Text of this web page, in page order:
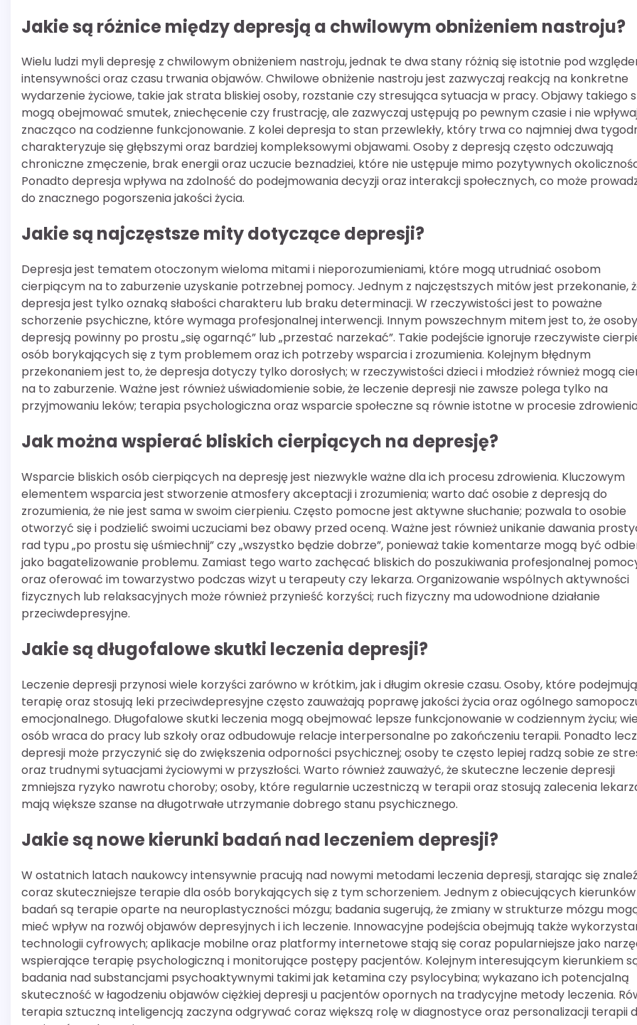
Jakie są różnice między depresją a chwilowym obniżeniem nastroju?
Wielu ludzi myli depresję z chwilowym obniżeniem nastroju, jednak te dwa stany różnią się istotnie pod
intensywności oraz czasu trwania objawów. Chwilowe obniżenie nastroju jest zazwyczaj reakcją na konkretne
wydarzenie życiowe, takie jak strata bliskiej osoby, rozstanie czy stresująca sytuacja w pracy. Objawy takiego
mogą obejmować smutek, zniechęcenie czy frustrację, ale zazwyczaj ustępują po pewnym czasie i nie
znacząco na codzienne funkcjonowanie. Z kolei depresja to stan przewlekły, który trwa co najmniej dwa
charakteryzuje się głębszymi oraz bardziej kompleksowymi objawami. Osoby z depresją często odczuwają
chroniczne zmęczenie, brak energii oraz uczucie beznadziei, które nie ustępuje mimo pozytywnych
Ponadto depresja wpływa na zdolność do podejmowania decyzji oraz interakcji społecznych, co może
do znacznego pogorszenia jakości życia.
Jakie są najczęstsze mity dotyczące depresji?
Depresja jest tematem otoczonym wieloma mitami i nieporozumieniami, które mogą utrudniać osobom
cierpiącym na to zaburzenie uzyskanie potrzebnej pomocy. Jednym z najczęstszych mitów jest przekonanie,
depresja jest tylko oznaką słabości charakteru lub braku determinacji. W rzeczywistości jest to poważne
schorzenie psychiczne, które wymaga profesjonalnej interwencji. Innym powszechnym mitem jest to, że
depresją powinny po prostu „się ogarnąć” lub „przestać narzekać”. Takie podejście ignoruje rzeczywiste
osób borykających się z tym problemem oraz ich potrzeby wsparcia i zrozumienia. Kolejnym błędnym
przekonaniem jest to, że depresja dotyczy tylko dorosłych; w rzeczywistości dzieci i młodzież również mogą
na to zaburzenie. Ważne jest również uświadomienie sobie, że leczenie depresji nie zawsze polega tylko na
przyjmowaniu leków; terapia psychologiczna oraz wsparcie społeczne są równie istotne w procesie
Jak można wspierać bliskich cierpiących na depresję?
Wsparcie bliskich osób cierpiących na depresję jest niezwykle ważne dla ich procesu zdrowienia. Kluczowym
elementem wsparcia jest stworzenie atmosfery akceptacji i zrozumienia; warto dać osobie z depresją do
zrozumienia, że nie jest sama w swoim cierpieniu. Często pomocne jest aktywne słuchanie; pozwala to osobie
otworzyć się i podzielić swoimi uczuciami bez obawy przed oceną. Ważne jest również unikanie dawania
rad typu „po prostu się uśmiechnij” czy „wszystko będzie dobrze”, ponieważ takie komentarze mogą być
jako bagatelizowanie problemu. Zamiast tego warto zachęcać bliskich do poszukiwania profesjonalnej
oraz oferować im towarzystwo podczas wizyt u terapeuty czy lekarza. Organizowanie wspólnych aktywności
fizycznych lub relaksacyjnych może również przynieść korzyści; ruch fizyczny ma udowodnione działanie
przeciwdepresyjne.
Jakie są długofalowe skutki leczenia depresji?
Leczenie depresji przynosi wiele korzyści zarówno w krótkim, jak i długim okresie czasu. Osoby, które podejmują
terapię oraz stosują leki przeciwdepresyjne często zauważają poprawę jakości życia oraz ogólnego
emocjonalnego. Długofalowe skutki leczenia mogą obejmować lepsze funkcjonowanie w codziennym życiu;
osób wraca do pracy lub szkoły oraz odbudowuje relacje interpersonalne po zakończeniu terapii. Ponadto
depresji może przyczynić się do zwiększenia odporności psychicznej; osoby te często lepiej radzą sobie ze
oraz trudnymi sytuacjami życiowymi w przyszłości. Warto również zauważyć, że skuteczne leczenie depresji
zmniejsza ryzyko nawrotu choroby; osoby, które regularnie uczestniczą w terapii oraz stosują zalecenia
mają większe szanse na długotrwałe utrzymanie dobrego stanu psychicznego.
Jakie są nowe kierunki badań nad leczeniem depresji?
W ostatnich latach naukowcy intensywnie pracują nad nowymi metodami leczenia depresji, starając się
coraz skuteczniejsze terapie dla osób borykających się z tym schorzeniem. Jednym z obiecujących kierunków
badań są terapie oparte na neuroplastyczności mózgu; badania sugerują, że zmiany w strukturze mózgu
mieć wpływ na rozwój objawów depresyjnych i ich leczenie. Innowacyjne podejścia obejmują także
technologii cyfrowych; aplikacje mobilne oraz platformy internetowe stają się coraz popularniejsze jako
wspierające terapię psychologiczną i monitorujące postępy pacjentów. Kolejnym interesującym kierunkiem
badania nad substancjami psychoaktywnymi takimi jak ketamina czy psylocybina; wykazano ich potencjalną
skuteczność w łagodzeniu objawów ciężkiej depresji u pacjentów opornych na tradycyjne metody leczenia.
terapia sztuczną inteligencją zaczyna odgrywać coraz większą rolę w diagnostyce oraz personalizacji terapii